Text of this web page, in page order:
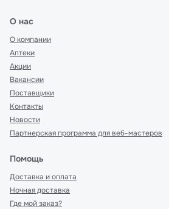
О нас
О компании
Аптеки
Акции
Вакансии
Поставщики
Контакты
Новости
Партнерская программа для веб-мастеров
Помощь
Доставка и оплата
Ночная доставка
Где мой заказ?